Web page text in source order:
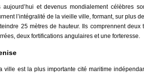
aujourd’hui et devenus mondialement célèbres
l’intégralité de la vieille ville, formant, sur plus
25 mètres de hauteur. Ils comprennent deux
deux fortifications angulaires et une forteresse.
ville est la plus importante cité maritime